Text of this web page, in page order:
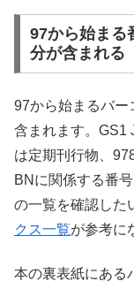
97から始まる
分が含まれる
97から始まるバー
含まれます。GS1
は定期刊行物、
BNに関係する番
の一覧を確認した
クス一覧が参考に
本の裏表紙にある